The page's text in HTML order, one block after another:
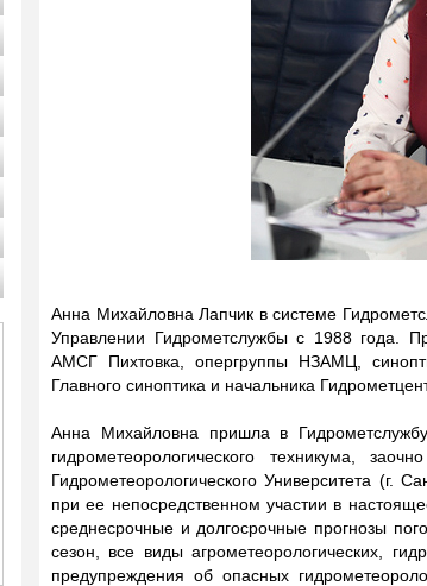
Анна Михайловна Лапчик в системе
Управлении Гидрометслужбы с 1988 года.
АМСГ Пихтовка, опергруппы НЗАМЦ,
Главного синоптика и начальника
Анна Михайловна пришла в
гидрометеорологического техникума,
Гидрометеорологического Университета (г.
при ее непосредственном участии в
среднесрочные и долгосрочные прогнозы
сезон, все виды агрометеорологических,
предупреждения об опасных